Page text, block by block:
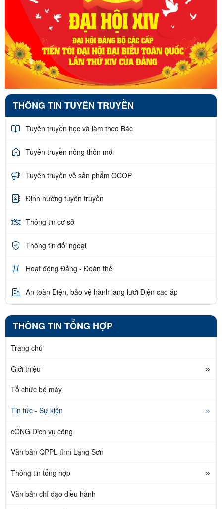
THÔNG TIN TUYÊN TRUYỀN
Tuyên truyền học và làm theo Bác
Tuyên truyền nông thôn mới
Tuyên truyền về sản phẩm OCOP
Định hướng tuyên truyền
Thông tin cơ sở
Thông tin đối ngoại
Hoạt động Đảng - Đoàn thể
An toàn Điện, bảo vệ hành lang lưới Điện cao áp
THÔNG TIN TỔNG HỢP
Trang chủ
Giới thiệu
Tổ chức bộ máy
Tin tức - Sự kiện
cỔNG Dịch vụ công
Văn bản QPPL tỉnh Lạng Sơn
Thông tin tổng hợp
Văn bản chỉ đạo điều hành